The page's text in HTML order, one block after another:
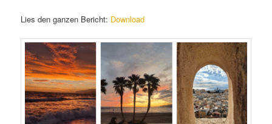
Lies den ganzen Bericht: Download